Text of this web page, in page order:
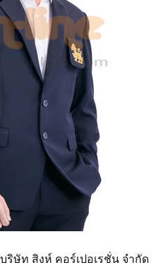
ริษัท สิงห์ คอร์เปอเรชั่น จํากัด